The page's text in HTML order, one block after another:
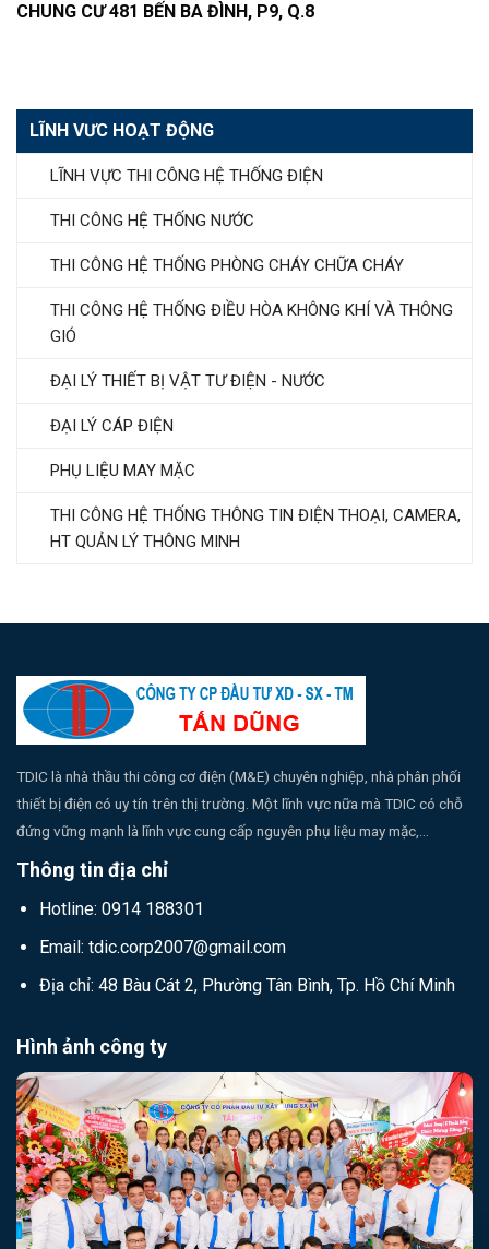
LĨNH VƯC HOẠT ĐỘNG
LĨNH VỰC THI CÔNG HỆ THỐNG ĐIỆN
THI CÔNG HỆ THỐNG NƯỚC
THI CÔNG HỆ THỐNG PHÒNG CHÁY CHỮA CHÁY
THI CÔNG HỆ THỐNG ĐIỀU HÒA KHÔNG KHÍ VÀ THÔNG
GIÓ
ĐẠI LÝ THIẾT BỊ VẬT TƯ ĐIỆN - NƯỚC
ĐẠI LÝ CÁP ĐIỆN
PHỤ LIỆU MAY MẶC
THI CÔNG HỆ THỐNG THÔNG TIN ĐIỆN THOẠI, CAMERA,
HT QUẢN LÝ THÔNG MINH
CHUNG CƯ 481 BẾN BA ĐÌNH, P9, Q.8
TDIC là nhà thầu thi công cơ điện (M&E) chuyên nghiệp, nhà phân phối
thiết bị điện có uy tín trên thị trường. Một lĩnh vực nữa mà TDIC có chỗ
đứng vững mạnh là lĩnh vực cung cấp nguyên phụ liệu may mặc,...
Thông tin địa chỉ
Hotline: 0914 188301
Email: tdic.corp2007@gmail.com
Địa chỉ: 48 Bàu Cát 2, Phường Tân Bình, Tp. Hồ Chí Minh
Hình ảnh công ty